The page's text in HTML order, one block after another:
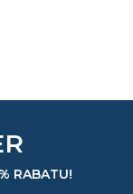
RABATU!